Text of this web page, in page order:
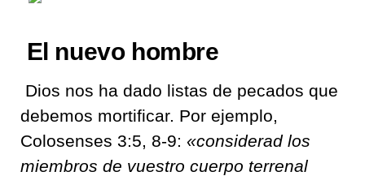
El nuevo hombre
Dios nos ha dado listas de pecados que
debemos mortificar. Por ejemplo,
Colosenses 3:5, 8-9: «considerad los
miembros de vuestro cuerpo terrenal